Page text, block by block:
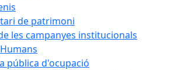
de patrimoni
les campanyes institucionals
pública d'ocupació